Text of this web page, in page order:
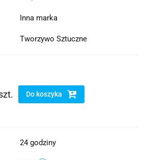
Inna marka
Tworzywo Sztuczne
Do koszyka
24 godziny